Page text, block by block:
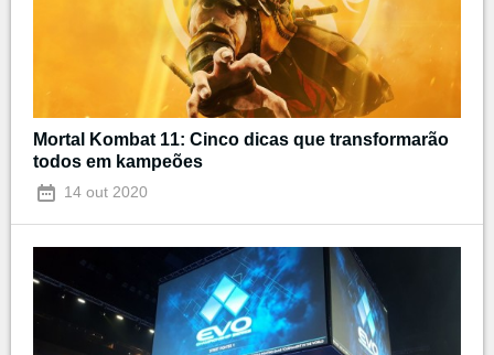
Mortal Kombat 11: Cinco dicas que transformarão
todos em kampeões
14 out 2020